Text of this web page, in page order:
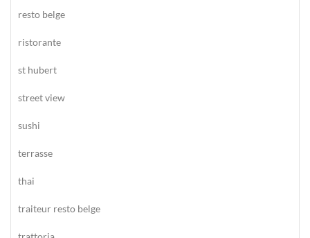
resto belge
ristorante
st hubert
street view
sushi
terrasse
thai
traiteur resto belge